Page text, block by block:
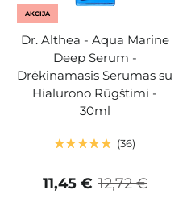
AKCIJA
Dr. Althea - Aqua Marine
Deep Serum -
Drėkinamasis Serumas su
Hialurono Rūgštimi -
30ml
36
12,72 €
11,45 €